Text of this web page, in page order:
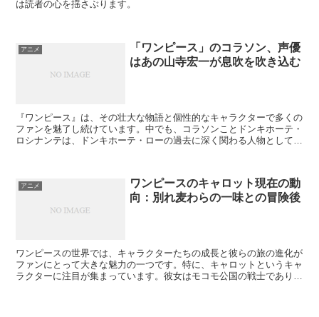
は読者の心を揺さぶります。
アニメ
「ワンピース」のコラソン、声優
はあの山寺宏一が息吹を吹き込む
『ワンピース』は、その壮大な物語と個性的なキャラクターで多くの
ファンを魅了し続けています。中でも、コラソンことドンキホーテ・
ロシナンテは、ドンキホーテ・ローの過去に深く関わる人物として、
アニメ
ワンピースのキャロット現在の動
向：別れ麦わらの一味との冒険後
ワンピースの世界では、キャラクターたちの成長と彼らの旅の進化が
ファンにとって大きな魅力の一つです。特に、キャロットというキャ
ラクターに注目が集まっています。彼女はモコモ公国の戦士であり、